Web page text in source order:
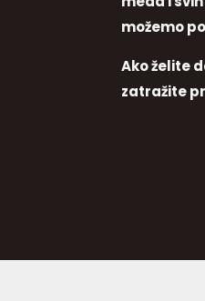
možemo
Ako želite
zatražite